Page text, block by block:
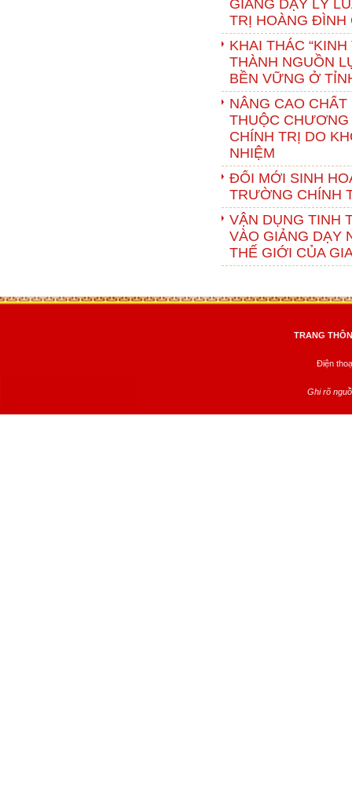
GIẢNG DẠY LÝ
TRỊ HOÀNG ĐÌNH
KHAI THÁC
THÀNH NGUỒN
BỀN VỮNG Ở
NÂNG CAO
THUỘC
CHÍNH TRỊ DO
NHIỆM
ĐỔI MỚI SINH
TRƯỜNG CHÍNH
VẬN DỤNG TINH
VÀO GIẢNG DẠY
THẾ GIỚI CỦA
TRANG
Điện
Ghi rõ